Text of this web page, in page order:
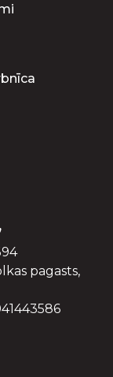
pagasts,